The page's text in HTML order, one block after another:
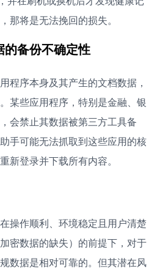
那将是无法挽回的损失。
的备份不确定性
程序本身及其产生的文档数据，
某些应用程序，特别是金融、银
会禁止其数据被第三方工具备
手可能无法抓取到这些应用的核
新登录并下载所有内容。
操作顺利、环境稳定且用户清楚
密数据的缺失）的前提下，对于
数据是相对可靠的。但其潜在风